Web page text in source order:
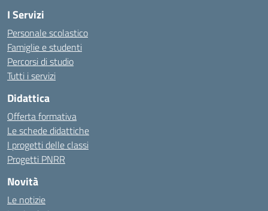
I Servizi
Personale scolastico
Famiglie e studenti
Percorsi di studio
Tutti i servizi
Didattica
Offerta formativa
Le schede didattiche
I progetti delle classi
Progetti PNRR
Novità
Le notizie